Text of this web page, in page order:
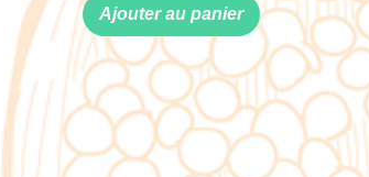
Ajouter au panier